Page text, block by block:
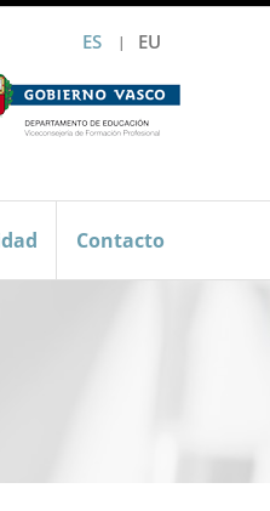
ES EU
Contacto